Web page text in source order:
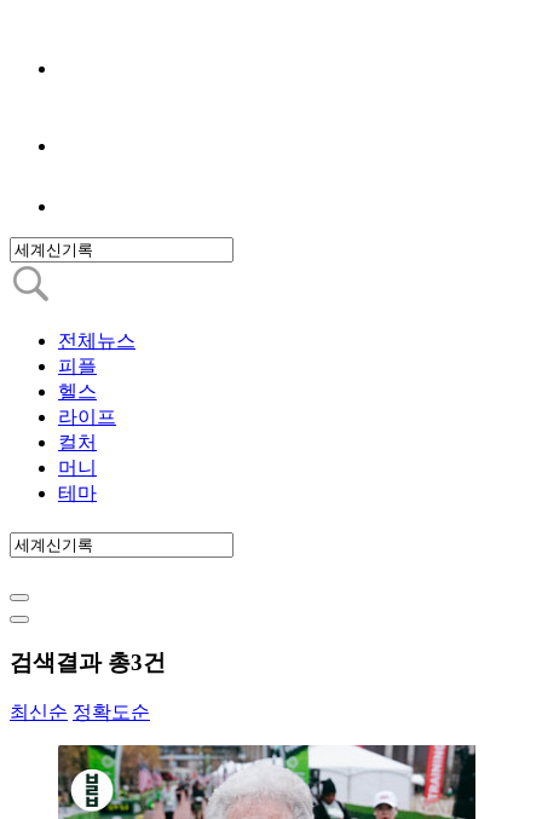
전체뉴스
피플
헬스
라이프
컬처
머니
테마
검색결과 총3건
최신순 정확도순